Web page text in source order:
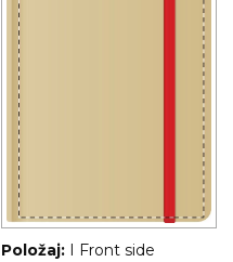
Položaj: I Front side